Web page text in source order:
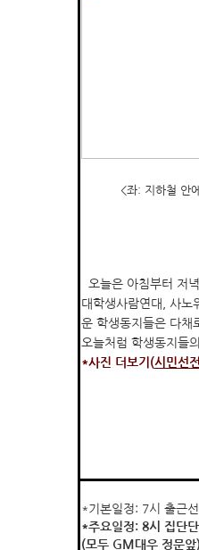
<좌: 지하철 안
오늘은 아침부터 저
대학생사람연대, 사노
운 학생동지들은 다채
오늘처럼 학생동지들
*사진 더보기(시민선
*기본일정: 7시 출근
*주요일정: 8시 집단
(모두 GM대우 정문앞)